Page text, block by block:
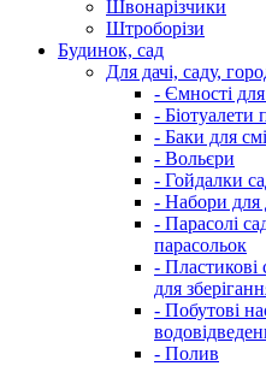
Швонарізчики
Штроборізи
Будинок, сад
Для дачі, саду,
- Ємності
- Біотуалети
- Баки для
- Вольєри
- Гойдалки
- Набори для
- Парасолі
парасольок
- Пластикові
для
- Побутові
- Полив